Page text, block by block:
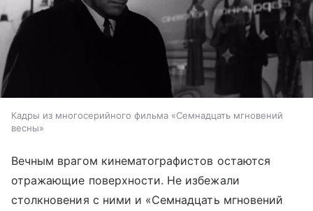
Кадры из многосерийного фильма «Семнадцать мгновений
весны» ​
Вечным врагом кинематографистов остаются
отражающие поверхности. Не избежали
столкновения с ними и «Семнадцать мгновений